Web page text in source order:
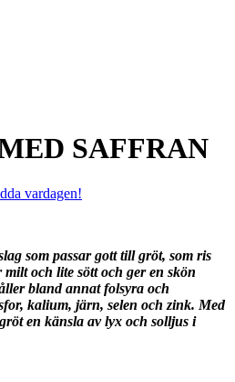
SAFFRAN
vardagen!
som passar gott till gröt, som ris
och lite sött och ger en skön
bland annat folsyra och
kalium, järn, selen och zink. Med
en känsla av lyx och solljus i